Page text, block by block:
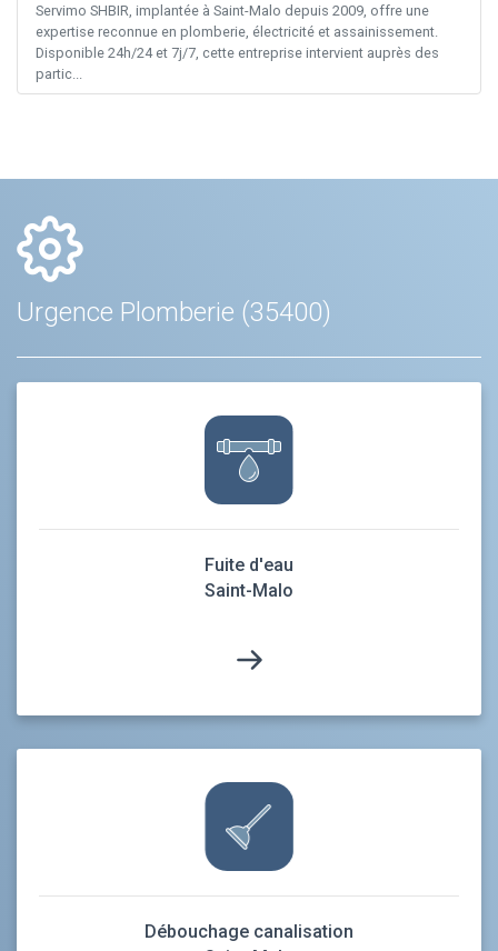
Servimo SHBIR, implantée à Saint-Malo depuis 2009, offre une
expertise reconnue en plomberie, électricité et assainissement.
Disponible 24h/24 et 7j/7, cette entreprise intervient auprès des
partic...
Urgence Plomberie (35400)
Fuite d'eau
Saint-Malo
Débouchage canalisation